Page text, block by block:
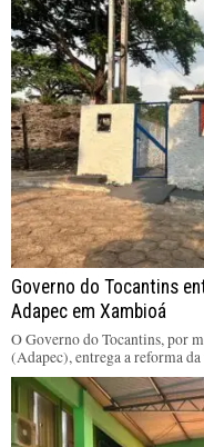
Governo do Tocantins
Adapec em Xambioá
O Governo do Tocantins, por
(Adapec), entrega a reforma